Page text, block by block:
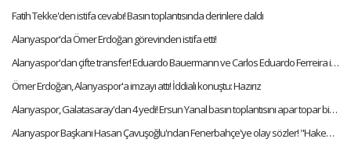
Fatih Tekke'den istifa cevabı! Basın toplantısında derinlere daldı
Alanyaspor'da Ömer Erdoğan görevinden istifa etti!
Alanyaspor'dan çifte transfer! Eduardo Bauermann ve Carlos Eduardo Ferreira imzayı attı
Ömer Erdoğan, Alanyaspor'a imzayı attı! İddialı konuştu: Hazırız
Alanyaspor, Galatasaray'dan 4 yedi! Ersun Yanal basın toplantısını apar topar bitirdi
Alanyaspor Başkanı Hasan Çavuşoğlu'ndan Fenerbahçe'ye olay sözler! "Hakemler sürekli baskı altında"